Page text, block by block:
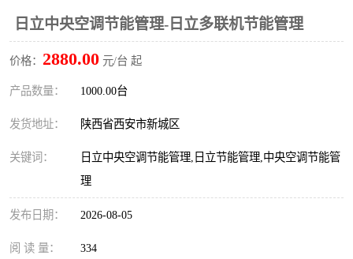
日立中央空调节能管理-日立多联机节能管理
价格： 2880.00 元/台 起
产品数量： 1000.00台
发货地址： 陕西省西安市新城区
关键词：
日立中央空调节能管理,日立节能管理,中央空调节能管
理
发布日期： 2026-08-05
阅 读 量： 334